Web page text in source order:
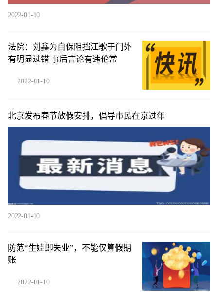
2022-01-10
法院：刘鑫为自保阻挡江歌于门外
有明显过错 事后言论有违伦常
2022-01-10
北京发布春节放假安排，倡导市民在京过年
2022-01-10
防范“生娃即失业”，不能仅算假期
账
2022-01-10